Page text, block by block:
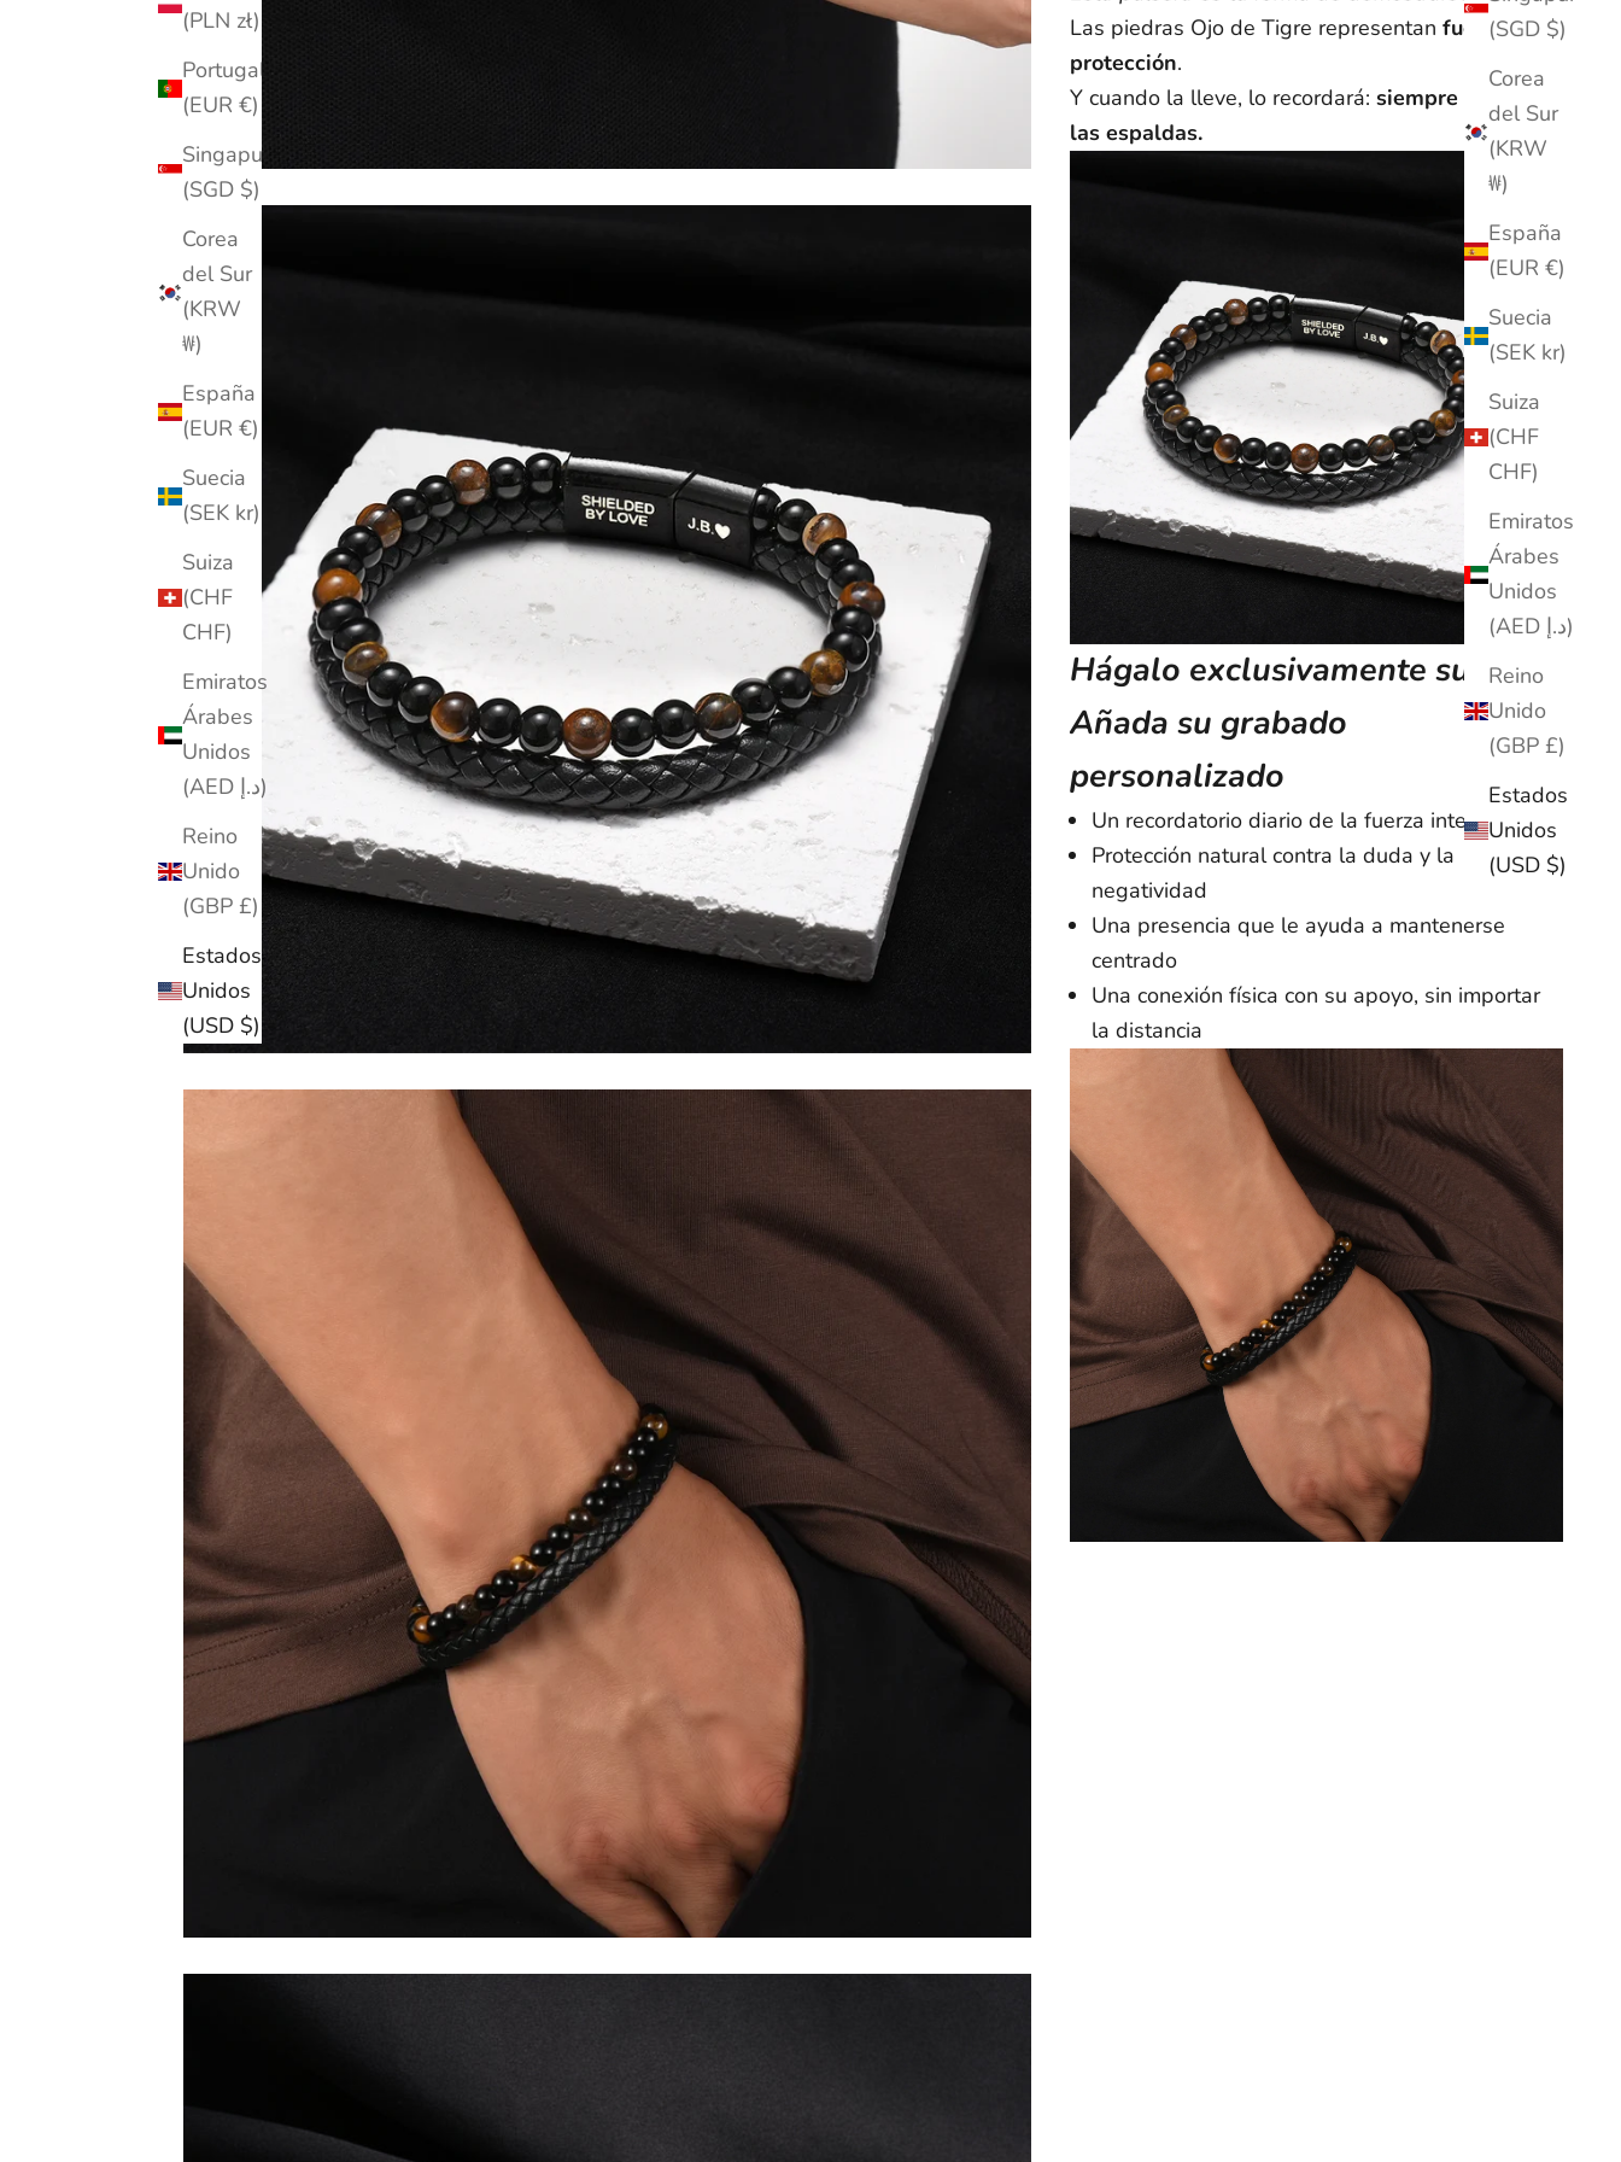
(SGD $)
Corea
del Sur
(KRW
₩)
España
(EUR €)
Suecia
(SEK kr)
Suiza
(CHF
CHF)
Emiratos
Árabes
Unidos
(AED د.إ)
Reino
Unido
(GBP £)
Estados
Unidos
(USD $)
(PLN zł)
Portugal
(EUR €)
Singapur
(SGD $)
Corea
del Sur
(KRW
₩)
España
(EUR €)
Suecia
(SEK kr)
Suiza
(CHF
CHF)
Emiratos
Árabes
Unidos
(AED د.إ)
Reino
Unido
(GBP £)
Estados
Unidos
(USD $)
Nota:Los plazos de entrega son aproximados a partir del envío y
pueden variar debido a factores externos. No se pueden
garantizar las fechas exactas de entrega.
Si tienes alguna otra pregunta, escríbenos a support@ziella.co y
nuestro equipo te responderá lo antes posible.
Las piedras Ojo de Tigre representanfuerzay
protección.
Y cuando la lleve, lo recordará:siempre le cubres
las espaldas.
Hágalo exclusivamente suyo -
Añada su grabado
personalizado
Un recordatorio diario de la fuerza interior
Protección natural contra la duda y la
negatividad
Una presencia que le ayuda a mantenerse
centrado
Una conexión física con su apoyo, sin importar
la distancia